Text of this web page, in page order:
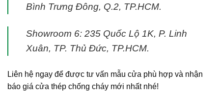
Bình Trưng Đông, Q.2, TP.HCM.
Showroom 6: 235 Quốc Lộ 1K, P. Linh
Xuân, TP. Thủ Đức, TP.HCM.
Liên hệ ngay để được tư vấn mẫu cửa phù hợp và nhận
báo giá cửa thép chống cháy mới nhất nhé!